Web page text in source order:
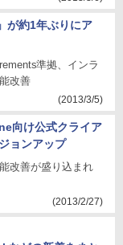
が約1年ぶりにア
準拠、インラ
改善
(2013/3/5)
向け公式クライア
ョンアップ
改善が盛り込まれ
(2013/2/27)